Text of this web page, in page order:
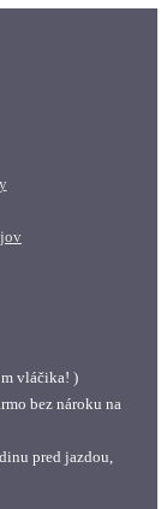
vláčika! )
bez nároku na
pred jazdou,